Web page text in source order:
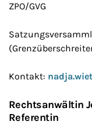
ZPO/GVG
Kontakt:
Rechtsanwältin
Referentin